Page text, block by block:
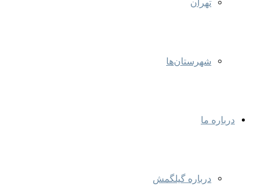
تهران
شهرستان‌ها
درباره ما
درباره گیلگمش